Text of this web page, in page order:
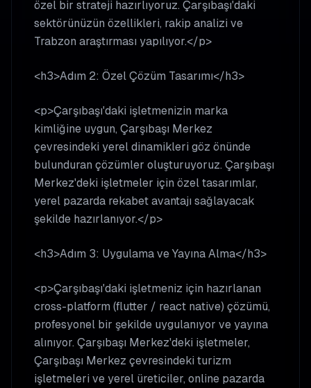
özel bir strateji hazırlıyoruz. Çarşıbaşı'daki
sektörünüzün özellikleri, rakip analizi ve
Trabzon araştırması yapılıyor.</p>
<h3>Adım 2: Özel Çözüm Tasarımı</h3>
<p>Çarşıbaşı'daki işletmenizin marka
kimliğine uygun, Çarşıbaşı Merkez
çevresindeki yerel dinamikleri göz önünde
bulunduran çözümler oluşturuyoruz. Çarşıbaşı
Merkez'deki işletmeler için özel tasarımlar,
yerel pazarda rekabet avantajı sağlayacak
şekilde hazırlanıyor.</p>
<h3>Adım 3: Uygulama ve Yayına Alma</h3>
<p>Çarşıbaşı'daki işletmeniz için hazırlanan
cross-platform (flutter / react native) çözümü,
profesyonel bir şekilde uygulanıyor ve yayına
alınıyor. Çarşıbaşı Merkez'deki işletmeler,
Çarşıbaşı Merkez çevresindeki turizm
işletmeleri ve yerel üreticiler, online pazarda